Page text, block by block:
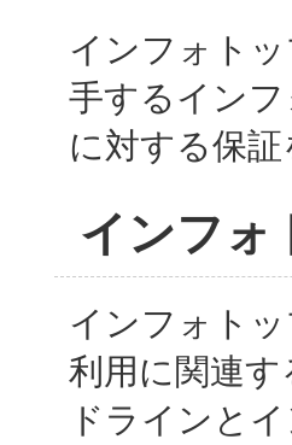
インフォト
手するイン
に対する保
インフォ
インフォト
利用に関連
ドラインと